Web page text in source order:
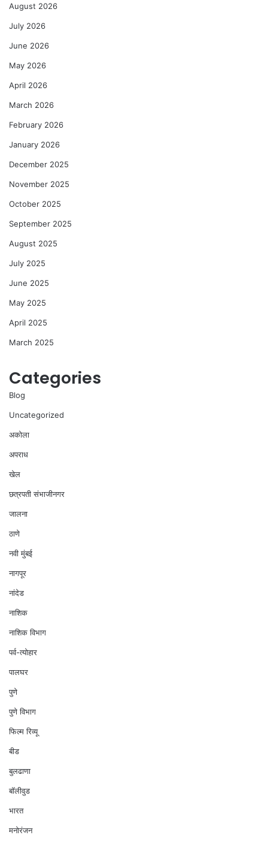
August 2026
July 2026
June 2026
May 2026
April 2026
March 2026
February 2026
January 2026
December 2025
November 2025
October 2025
September 2025
August 2025
July 2025
June 2025
May 2025
April 2025
March 2025
Categories
Blog
Uncategorized
अकोला
अपराध
खेल
छत्रपती संभाजीनगर
जालना
ठाणे
नवी मुंबई
नागपूर
नांदेड
नाशिक
नाशिक विभाग
पर्व-त्योहार
पालघर
पुणे
पुणे विभाग
फिल्म रिव्यू
बीड
बुलढाणा
बॉलीवुड
भारत
मनोरंजन